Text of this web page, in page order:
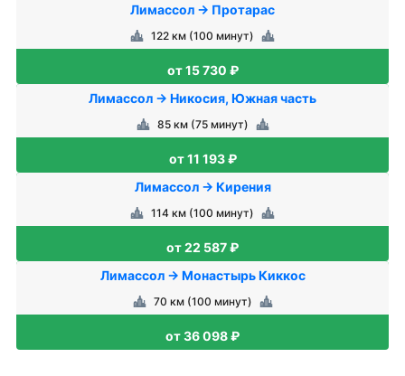
Лимассол → Протарас
122 км (100 минут)
от 15 730 ₽
Лимассол → Никосия, Южная часть
85 км (75 минут)
от 11 193 ₽
Лимассол → Кирения
114 км (100 минут)
от 22 587 ₽
Лимассол → Монастырь Киккос
70 км (100 минут)
от 36 098 ₽